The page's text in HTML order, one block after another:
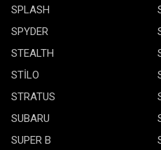
SPLASH
SPYDER
STEALTH
STİLO
STRATUS
SUBARU
SUPER B